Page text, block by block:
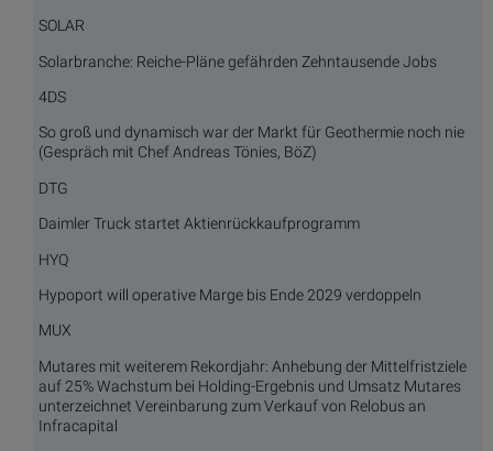
SOLAR
Solarbranche: Reiche-Pläne gefährden Zehntausende Jobs
4DS
So groß und dynamisch war der Markt für Geothermie noch nie
(Gespräch mit Chef Andreas Tönies, BöZ)
DTG
Daimler Truck startet Aktienrückkaufprogramm
HYQ
Hypoport will operative Marge bis Ende 2029 verdoppeln
MUX
Mutares mit weiterem Rekordjahr: Anhebung der Mittelfristziele
auf 25% Wachstum bei Holding-Ergebnis und Umsatz Mutares
unterzeichnet Vereinbarung zum Verkauf von Relobus an
Infracapital